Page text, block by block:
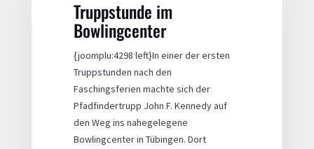
Truppstunde im
Bowlingcenter
{joomplu:4298 left}In einer der ersten
Truppstunden nach den
Faschingsferien machte sich der
Pfadfindertrupp John F. Kennedy auf
den Weg ins nahegelegene
Bowlingcenter in Tübingen. Dort